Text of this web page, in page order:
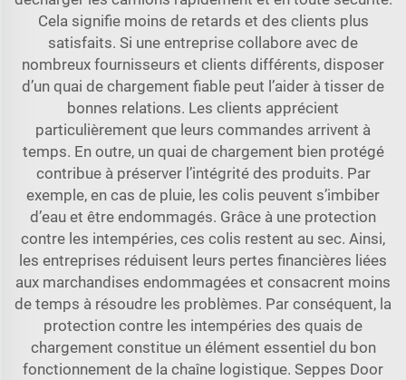
Cela signifie moins de retards et des clients plus
satisfaits. Si une entreprise collabore avec de
nombreux fournisseurs et clients différents, disposer
d’un quai de chargement fiable peut l’aider à tisser de
bonnes relations. Les clients apprécient
particulièrement que leurs commandes arrivent à
temps. En outre, un quai de chargement bien protégé
contribue à préserver l’intégrité des produits. Par
exemple, en cas de pluie, les colis peuvent s’imbiber
d’eau et être endommagés. Grâce à une protection
contre les intempéries, ces colis restent au sec. Ainsi,
les entreprises réduisent leurs pertes financières liées
aux marchandises endommagées et consacrent moins
de temps à résoudre les problèmes. Par conséquent, la
protection contre les intempéries des quais de
chargement constitue un élément essentiel du bon
fonctionnement de la chaîne logistique. Seppes Door